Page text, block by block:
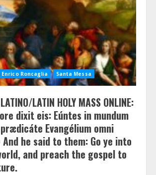
Enrico Roncaglia Santa Messa
LATIN HOLY MASS ONLINE:
dixit eis: Eúntes in mundum
Evangélium omni
he said to them: Go ye into
and preach the gospel to